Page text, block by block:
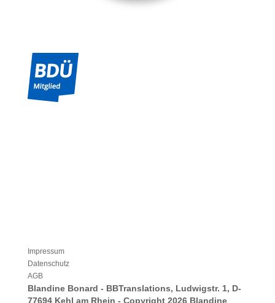
Impressum
Datenschutz
AGB
Blandine Bonard - BBTranslations, Ludwigstr. 1, D-
77694 Kehl am Rhein - Copyright 2026 Blandine